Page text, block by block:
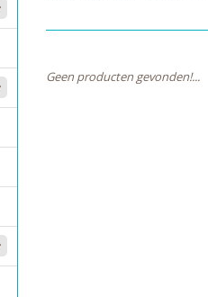
Geen producten gevonden!...